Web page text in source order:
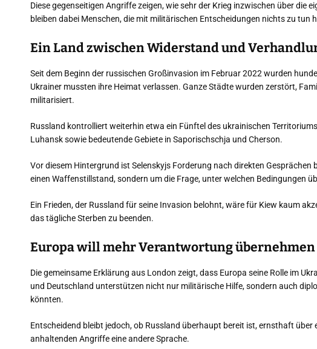
Diese gegenseitigen Angriffe zeigen, wie sehr der Krieg inzwischen über die
bleiben dabei Menschen, die mit militärischen Entscheidungen nichts zu tun
Ein Land zwischen Widerstand und
Seit dem Beginn der russischen Großinvasion im Februar 2022 wurden
Ukrainer mussten ihre Heimat verlassen. Ganze Städte wurden zerstört,
militarisiert.
Russland kontrolliert weiterhin etwa ein Fünftel des ukrainischen
Luhansk sowie bedeutende Gebiete in Saporischschja und Cherson.
Vor diesem Hintergrund ist Selenskyjs Forderung nach direkten Gesprächen
einen Waffenstillstand, sondern um die Frage, unter welchen Bedingungen
Ein Frieden, der Russland für seine Invasion belohnt, wäre für Kiew kaum
das tägliche Sterben zu beenden.
Europa will mehr Verantwortung übernehmen
Die gemeinsame Erklärung aus London zeigt, dass Europa seine Rolle im
und Deutschland unterstützen nicht nur militärische Hilfe, sondern auch
könnten.
Entscheidend bleibt jedoch, ob Russland überhaupt bereit ist, ernsthaft über
anhaltenden Angriffe eine andere Sprache.